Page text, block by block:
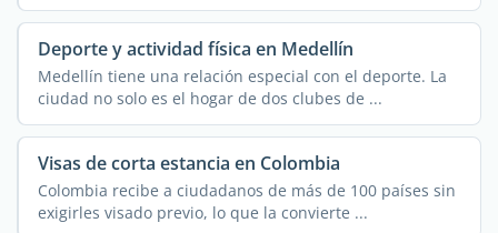
Deporte y actividad física en Medellín
Medellín tiene una relación especial con el deporte. La
ciudad no solo es el hogar de dos clubes de ...
Visas de corta estancia en Colombia
Colombia recibe a ciudadanos de más de 100 países sin
exigirles visado previo, lo que la convierte ...